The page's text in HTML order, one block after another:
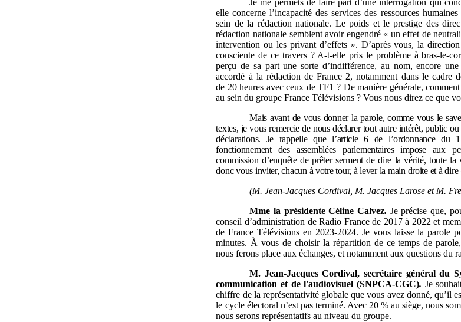
Je me permets de faire part d’une interrogation qui
elle concerne l’incapacité des services des ressources
sein de la rédaction nationale. Le poids et le prestige des
rédaction nationale semblent avoir engendré « un effet de
intervention ou les privant d’effets ». D’après vous, la
consciente de ce travers ? A-t-elle pris le problème à bras-le-
perçu de sa part une sorte d’indifférence, au nom, encore
accordé à la rédaction de France 2, notamment dans le cadre
de 20 heures avec ceux de TF1 ? De manière générale,
au sein du groupe France Télévisions ? Vous nous direz ce que
Mais avant de vous donner la parole, comme vous le
textes, je vous remercie de nous déclarer tout autre intérêt, public
déclarations. Je rappelle que l’article 6 de l’ordonnance du
fonctionnement des assemblées parlementaires impose aux
commission d’enquête de prêter serment de dire la vérité, toute
donc vous inviter, chacun à votre tour, à lever la main droite et à dire
(M. Jean-Jacques Cordival, M. Jacques Larose et M.
Mme la présidente Céline Calvez. Je précise que,
conseil d’administration de Radio France de 2017 à 2022 et
de France Télévisions en 2023-2024. Je vous laisse la parole
minutes. À vous de choisir la répartition de ce temps de
nous ferons place aux échanges, et notamment aux questions du
M. Jean-Jacques Cordival, secrétaire général du
communication et de l'audiovisuel (SNPCA-CGC). Je
chiffre de la représentativité globale que vous avez donné, qu’il
le cycle électoral n’est pas terminé. Avec 20 % au siège, nous
nous serons représentatifs au niveau du groupe.